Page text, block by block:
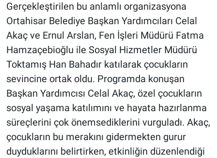
Gerçekleştirilen bu anlamlı organizasyona
Ortahisar Belediye Başkan Yardımcıları Celal
Akaç ve Ernul Arslan, Fen İşleri Müdürü Fatma
Hamzaçebioğlu ile Sosyal Hizmetler Müdürü
Toktamış Han Bahadır katılarak çocukların
sevincine ortak oldu. Programda konuşan
Başkan Yardımcısı Celal Akaç, özel çocukların
sosyal yaşama katılımını ve hayata hazırlanma
süreçlerini çok önemsediklerini vurguladı. Akaç,
çocukların bu merakını gidermekten gurur
duyduklarını belirtirken, etkinliğin düzenlendiği